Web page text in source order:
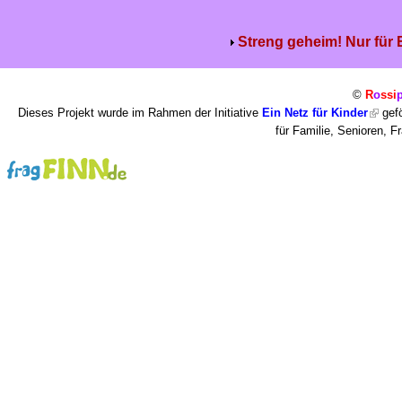
Streng geheim! Nur für
© Rossi
Dieses Projekt wurde im Rahmen der Initiative Ein Netz für Kinder
für Familie, Senioren,